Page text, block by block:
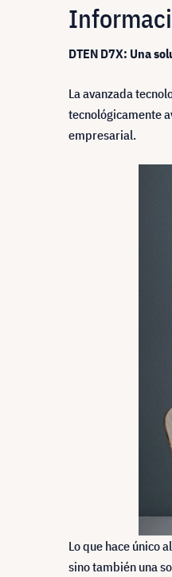
DTEN D7X: Una
La avanzada
tecnológicamente
empresarial.
Lo que hace único
sino también una